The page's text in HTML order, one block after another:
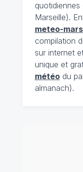
quotidiennes
Marseille).
meteo-
compilation
sur internet
unique et
météodu
almanach).